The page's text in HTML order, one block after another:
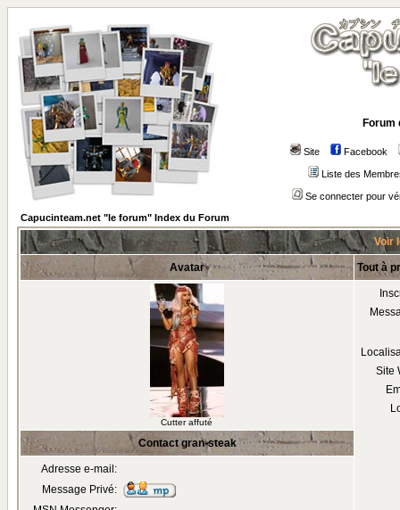
Forum
Site Facebook
Liste des
Se connecter pour
Capucinteam.net "le forum" Index du Forum
Voir
Avatar Tout à
Cutter affuté
Site
Contact gran-steak
Adresse e-mail:
Message Privé: